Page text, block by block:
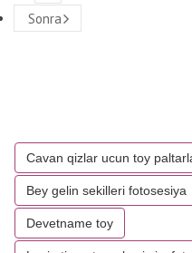
Sonra
Cavan qizlar ucun toy
Bey gelin sekilleri fotosesiya
Devetname toy